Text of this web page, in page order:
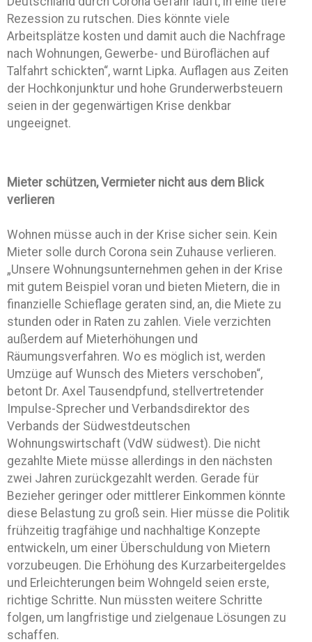
Rezession zu rutschen. Dies könnte viele
Arbeitsplätze kosten und damit auch die Nachfrage
nach Wohnungen, Gewerbe- und Büroflächen auf
Talfahrt schickten“, warnt Lipka. Auflagen aus Zeiten
der Hochkonjunktur und hohe Grunderwerbsteuern
seien in der gegenwärtigen Krise denkbar
ungeeignet.
Mieter schützen, Vermieter nicht aus dem Blick
verlieren
Wohnen müsse auch in der Krise sicher sein. Kein
Mieter solle durch Corona sein Zuhause verlieren.
„Unsere Wohnungsunternehmen gehen in der Krise
mit gutem Beispiel voran und bieten Mietern, die in
finanzielle Schieflage geraten sind, an, die Miete zu
stunden oder in Raten zu zahlen. Viele verzichten
außerdem auf Mieterhöhungen und
Räumungsverfahren. Wo es möglich ist, werden
Umzüge auf Wunsch des Mieters verschoben“,
betont Dr. Axel Tausendpfund, stellvertretender
Impulse-Sprecher und Verbandsdirektor des
Verbands der Südwestdeutschen
Wohnungswirtschaft (VdW südwest). Die nicht
gezahlte Miete müsse allerdings in den nächsten
zwei Jahren zurückgezahlt werden. Gerade für
Bezieher geringer oder mittlerer Einkommen könnte
diese Belastung zu groß sein. Hier müsse die Politik
frühzeitig tragfähige und nachhaltige Konzepte
entwickeln, um einer Überschuldung von Mietern
vorzubeugen. Die Erhöhung des Kurzarbeitergeldes
und Erleichterungen beim Wohngeld seien erste,
richtige Schritte. Nun müssten weitere Schritte
folgen, um langfristige und zielgenaue Lösungen zu
schaffen.